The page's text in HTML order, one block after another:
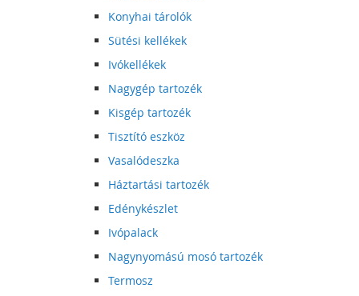
Konyhai tárolók
Sütési kellékek
Ivókellékek
Nagygép tartozék
Kisgép tartozék
Tisztító eszköz
Vasalódeszka
Háztartási tartozék
Edénykészlet
Ivópalack
Nagynyomású mosó tartozék
Termosz